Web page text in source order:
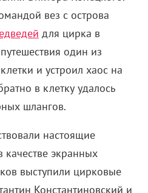
и устроил хаос на
в клетку удалось
шлангов.
настоящие
экранных
выступили цирковые
Константиновский и
съемок в
артистка очень
и он перешел под ее